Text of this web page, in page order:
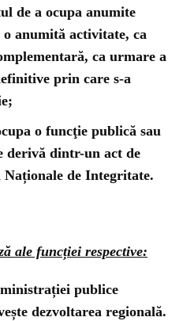
de a ocupa anumite
anumită activitate, ca
ca urmare a
prin care s-a
o funcţie publică sau
derivă dintr-un act de
de Integritate.
ale funcției respective:
publice
dezvoltarea regională.